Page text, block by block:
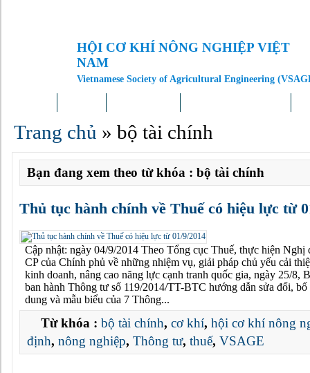
HỘI CƠ KHÍ NÔNG NGHIỆP VIỆT
NAM
Vietnamese Society of Agricultural Engineering
Trang chủ » bộ tài chính
Bạn đang xem theo từ khóa : bộ tài chính
Thủ tục hành chính về Thuế có hiệu lực từ
Cập nhật: ngày 04/9/2014 Theo Tổng cục Thuế, thực hiện Nghị
CP của Chính phủ về những nhiệm vụ, giải pháp chủ yếu cải
kinh doanh, nâng cao năng lực cạnh tranh quốc gia, ngày 25/8,
ban hành Thông tư số 119/2014/TT-BTC hướng dẫn sửa đổi, bổ
dung và mẫu biểu của 7 Thông...
Từ khóa : bộ tài chính, cơ khí, hội cơ khí nông
định, nông nghiệp, Thông tư, thuế, VSAGE